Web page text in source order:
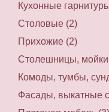
Кухонные
Столовые (2)
Прихожие (2)
Столешницы,
Комоды, тумбы,
Фасады, выкатные